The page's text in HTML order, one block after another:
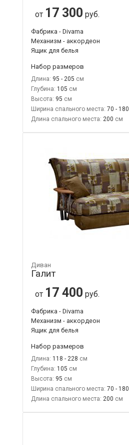
от 17 300 руб.
Фабрика - Divama
Механизм - аккордеон
Ящик для белья
Набор размеров
Длина: 95 - 205
Глубина: 105
Высота: 95
Ширина спального места: 70 - 180
Длина спального места: 200
Диван
Галит
от 17 400 руб.
Фабрика - Divama
Механизм - аккордеон
Ящик для белья
Набор размеров
Длина: 118 - 228
Глубина: 105
Высота: 95
Ширина спального места: 70 - 180
Длина спального места: 200